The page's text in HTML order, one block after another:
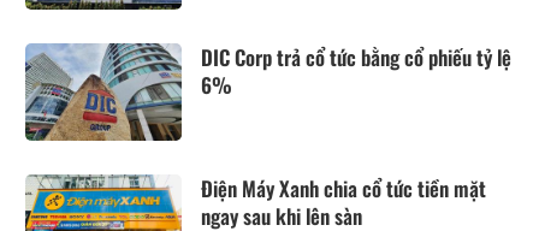
DIC Corp trả cổ tức bằng cổ phiếu tỷ lệ
6%
Điện Máy Xanh chia cổ tức tiền mặt
ngay sau khi lên sàn